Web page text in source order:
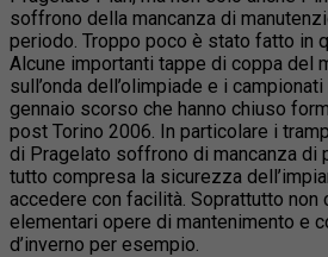
soffrono della mancanza di
periodo. Troppo poco è stato fatto in
Alcune importanti tappe di coppa del
sull’onda dell’olimpiade e i
gennaio scorso che hanno chiuso
post Torino 2006. In particolare i
di Pragelato soffrono di mancanza di
tutto compresa la sicurezza
accedere con facilità. Soprattutto
elementari opere di mantenimento e
d’inverno per esempio.